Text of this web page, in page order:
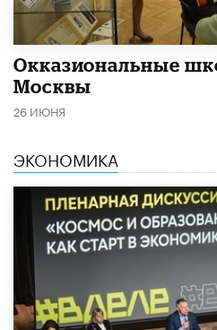
​Окказиональные
Москвы
26 ИЮНЯ
ЭКОНОМИКА